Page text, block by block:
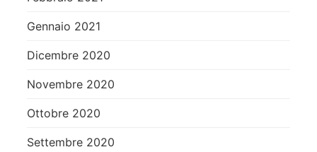
Gennaio 2021
Dicembre 2020
Novembre 2020
Ottobre 2020
Settembre 2020